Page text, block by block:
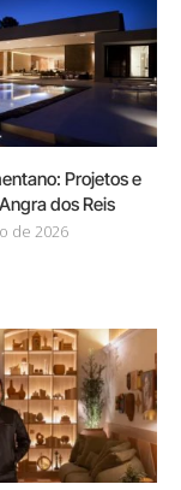
Projetos e
dos Reis
de 2026